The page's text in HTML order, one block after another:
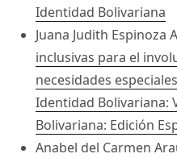
Identidad Bolivariana
Juana Judith Espinoza
inclusivas para el
necesidades
Identidad Bolivariana:
Bolivariana: Edición
Anabel del Carmen